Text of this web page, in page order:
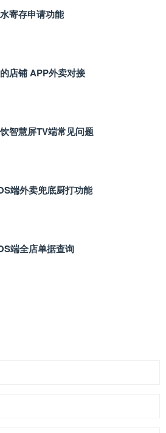
寄存申请功能
店铺 APP外卖对接
智慧屏TV端常见问题
端外卖兜底厨打功能
端全店单据查询